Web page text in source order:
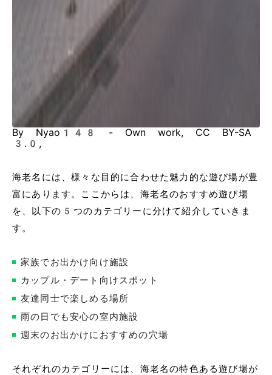
By Nyao148 - Own work, CC BY-SA
3.0,
海老名には、様々な目的に合わせた魅力的な遊び場が豊
富にあります。ここからは、海老名のおすすめ遊び場
を、以下の5つのカテゴリーに分けて紹介していきま
す。
家族でお出かけ向け施設
カップル・デート向けスポット
友達同士で楽しめる場所
雨の日でも安心の室内施設
週末のお出かけにおすすめの穴場
それぞれのカテゴリーには、海老名の特色ある遊び場が